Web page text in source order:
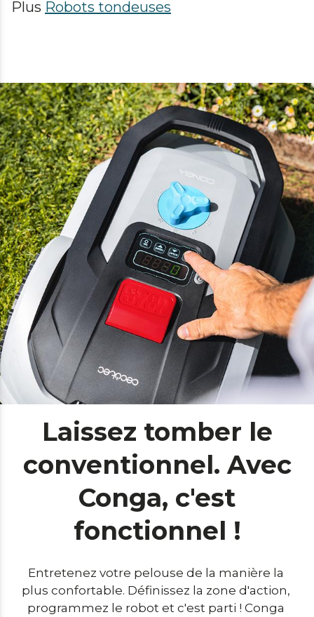
Plus Robots tondeuses
Laissez tomber le
conventionnel. Avec
Conga, c'est
fonctionnel !
Entretenez votre pelouse de la manière la
plus confortable. Définissez la zone d'action,
programmez le robot et c'est parti ! Conga